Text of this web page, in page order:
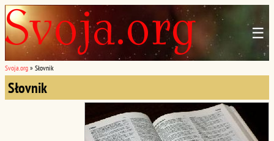
☰
Svoja.org » Słovnik
Słovnik